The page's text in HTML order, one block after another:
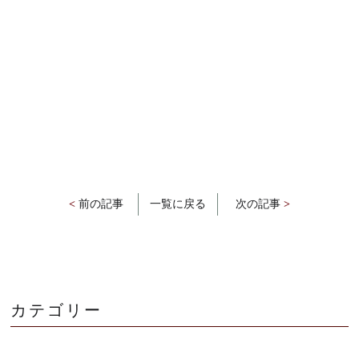
< 前の記事 一覧に戻る 次の記事 >
カテゴリー